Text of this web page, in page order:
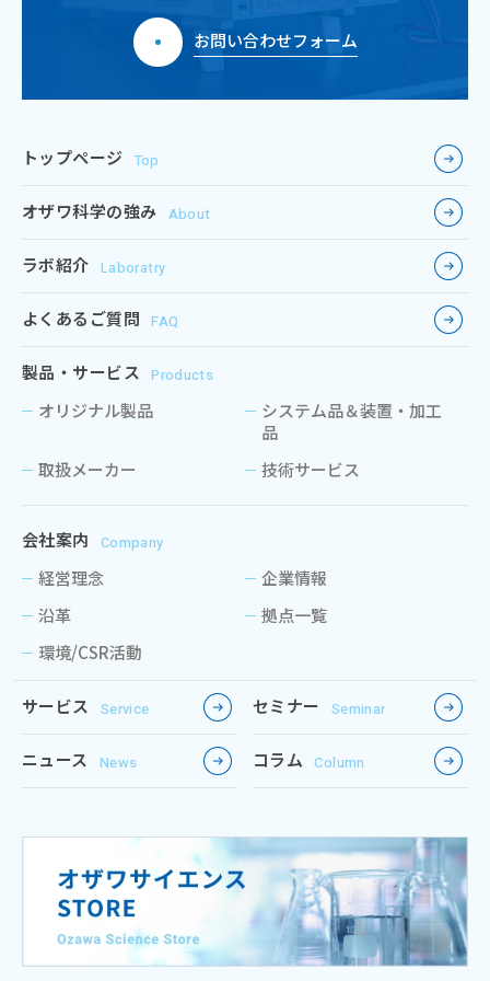
お問い合わせフォーム
Top
トップページ
About
オザワ科学の強み
Laboratry
ラボ紹介
FAQ
よくあるご質問
Products
製品・サービス
オリジナル製品
システム品＆装置・加工
品
取扱メーカー
技術サービス
Company
会社案内
経営理念
企業情報
沿革
拠点一覧
環境/CSR活動
Service
サービス Seminar
セミナー
News
ニュース Column
コラム